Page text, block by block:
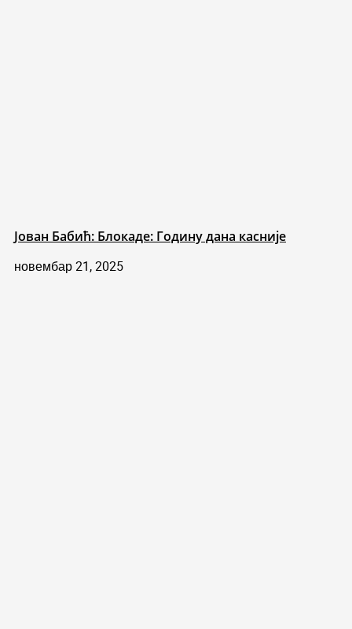
Јован Бабић: Блокаде: Годину дана касније
новембар 21, 2025